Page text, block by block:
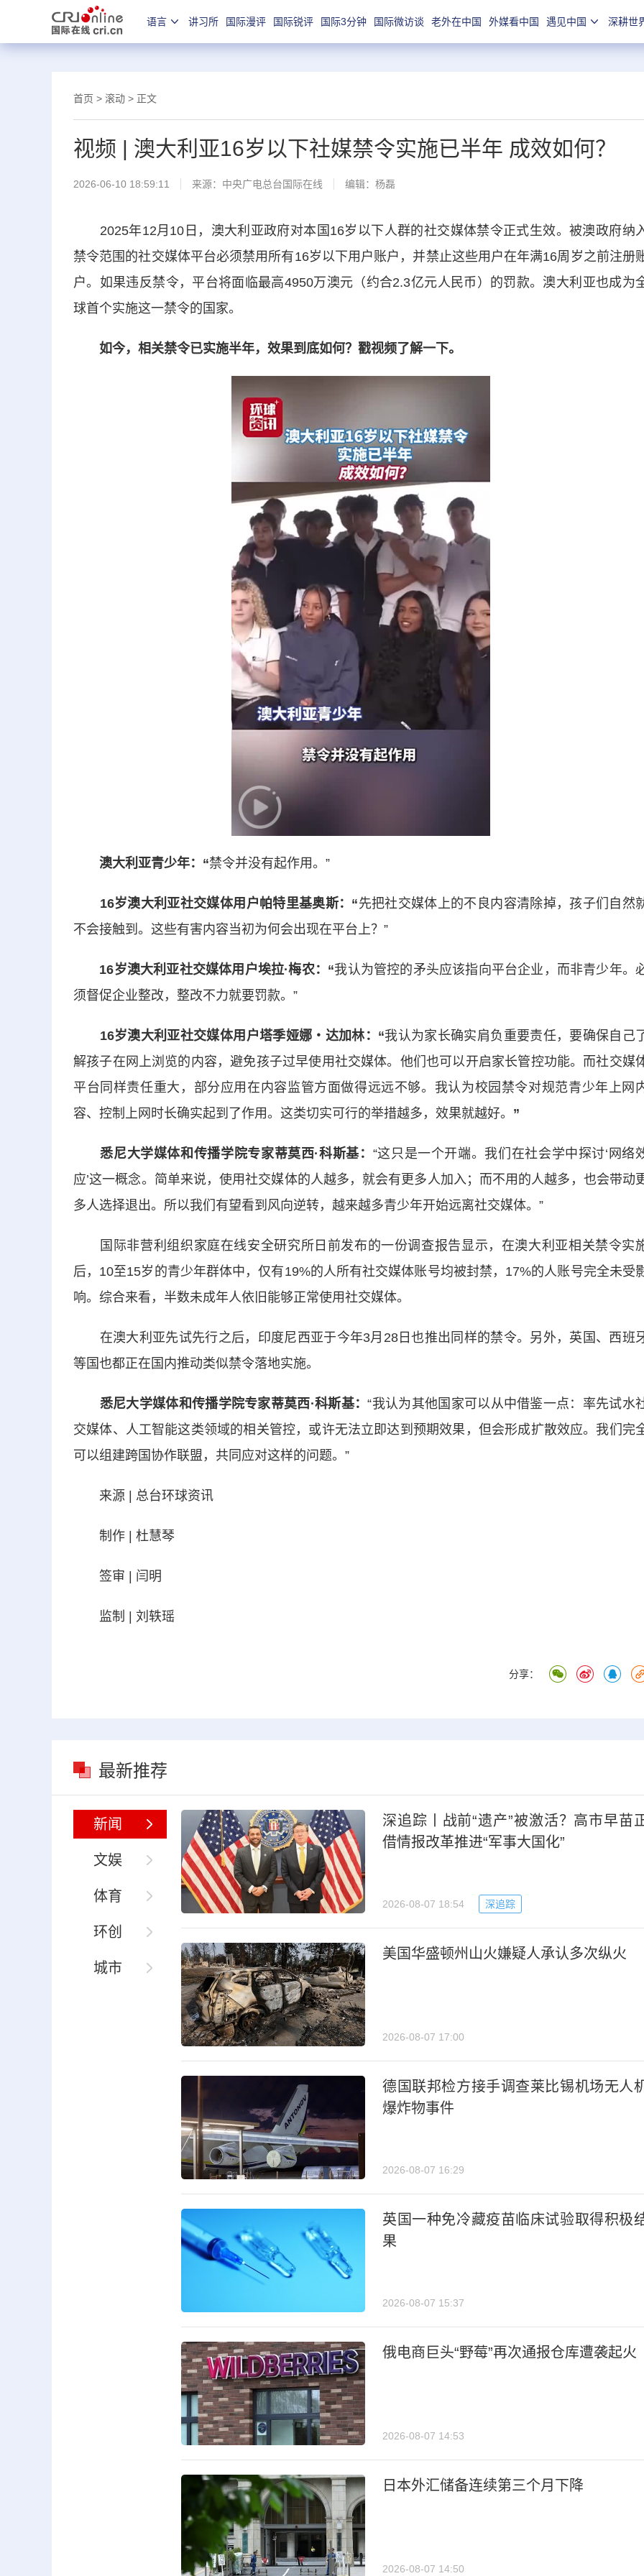
语言 讲习所 国际漫评 国际锐评 国际3分钟 国际微访谈 老外在中国 外媒看中国 遇见中国 深耕世
首页 > 滚动 > 正文
视频 | 澳大利亚16岁以下社媒禁令实施已半年 成效如何？
2026-06-10 18:59:11 来源：中央广电总台国际在线 编辑：杨磊
2025年12月10日，澳大利亚政府对本国16岁以下人群的社交媒体禁令正式生效。被澳政府纳
禁令范围的社交媒体平台必须禁用所有16岁以下用户账户，并禁止这些用户在年满16周岁之前注册
户。如果违反禁令，平台将面临最高4950万澳元（约合2.3亿元人民币）的罚款。澳大利亚也成为
球首个实施这一禁令的国家。
如今，相关禁令已实施半年，效果到底如何？戳视频了解一下。
澳大利亚青少年：“禁令并没有起作用。”
16岁澳大利亚社交媒体用户帕特里基奥斯：“先把社交媒体上的不良内容清除掉，孩子们自然
不会接触到。这些有害内容当初为何会出现在平台上？”
16岁澳大利亚社交媒体用户埃拉·梅农：“我认为管控的矛头应该指向平台企业，而非青少年。
须督促企业整改，整改不力就要罚款。”
16岁澳大利亚社交媒体用户塔季娅娜・达加林：“我认为家长确实肩负重要责任，要确保自己
解孩子在网上浏览的内容，避免孩子过早使用社交媒体。他们也可以开启家长管控功能。而社交媒
平台同样责任重大，部分应用在内容监管方面做得远远不够。我认为校园禁令对规范青少年上网
容、控制上网时长确实起到了作用。这类切实可行的举措越多，效果就越好。 ”
悉尼大学媒体和传播学院专家蒂莫西·科斯基： “这只是一个开端。我们在社会学中探讨‘网络
应’这一概念。简单来说，使用社交媒体的人越多，就会有更多人加入；而不用的人越多，也会带动
多人选择退出。所以我们有望看到风向逆转，越来越多青少年开始远离社交媒体。”
国际非营利组织家庭在线安全研究所日前发布的一份调查报告显示，在澳大利亚相关禁令实
后，10至15岁的青少年群体中，仅有19%的人所有社交媒体账号均被封禁，17%的人账号完全未受
响。综合来看，半数未成年人依旧能够正常使用社交媒体。
在澳大利亚先试先行之后，印度尼西亚于今年3月28日也推出同样的禁令。另外，英国、西班
等国也都正在国内推动类似禁令落地实施。
悉尼大学媒体和传播学院专家蒂莫西·科斯基：“我认为其他国家可以从中借鉴一点：率先试水
交媒体、人工智能这类领域的相关管控，或许无法立即达到预期效果，但会形成扩散效应。我们完
可以组建跨国协作联盟，共同应对这样的问题。”
来源 | 总台环球资讯
制作 | 杜慧琴
签审 | 闫明
监制 | 刘轶瑶
分享：
最新推荐
新闻
文娱
体育
环创
城市
深追踪丨战前“遗产”被激活？高市早苗
借情报改革推进“军事大国化”
2026-08-07 18:54 深追踪
美国华盛顿州山火嫌疑人承认多次纵火
2026-08-07 17:00
德国联邦检方接手调查莱比锡机场无人
爆炸物事件
2026-08-07 16:29
英国一种免冷藏疫苗临床试验取得积极
果
2026-08-07 15:37
俄电商巨头“野莓”再次通报仓库遭袭起火
2026-08-07 14:53
日本外汇储备连续第三个月下降
2026-08-07 14:50